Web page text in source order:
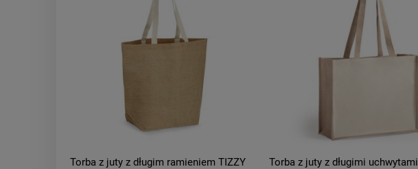
Torba z juty z długim ramieniem TIZZY Torba z juty z długimi uchwytami